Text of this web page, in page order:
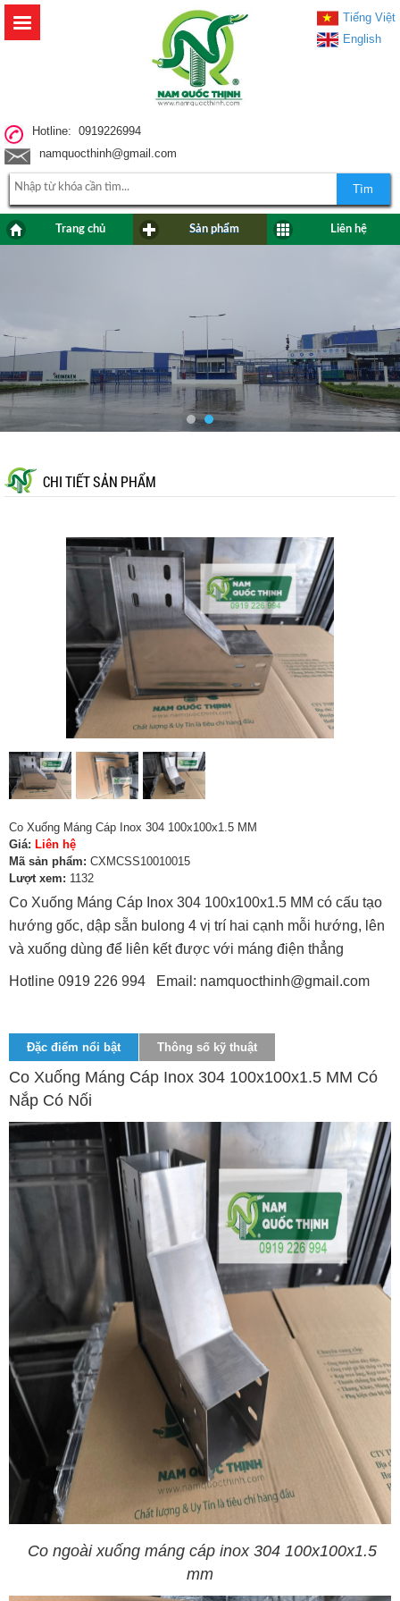
Hotline: 0919226994
namquocthinh@gmail.com
Tiếng Việt
English
Tìm
Trang chủ Sản phẩm Liên hệ
CHI TIẾT SẢN PHẨM
Co Xuống Máng Cáp Inox 304 100x100x1.5 MM
Giá: Liên hệ
Mã sản phẩm: CXMCSS10010015
Lượt xem: 1132
Co Xuống Máng Cáp Inox 304 100x100x1.5 MM có cấu tạo
hướng gốc, dập sẵn bulong 4 vị trí hai cạnh mỗi hướng, lên
và xuống dùng để liên kết được với máng điện thẳng
Hotline 0919 226 994 Email: namquocthinh@gmail.com
Đặc điểm nổi bật Thông số kỹ thuật
Co Xuống Máng Cáp Inox 304 100x100x1.5 MM Có
Nắp Có Nối
Co ngoài xuống máng cáp inox 304 100x100x1.5
mm